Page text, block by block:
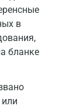
в
бланке